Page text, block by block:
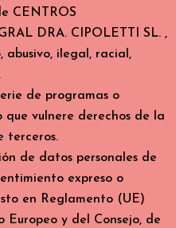
CENTROS
DRA. CIPOLETTI SL. ,
abusivo, ilegal, racial,
de programas o
vulnere derechos de la
terceros.
de datos personales de
expreso o
en Reglamento (UE)
Europeo y del Consejo, de